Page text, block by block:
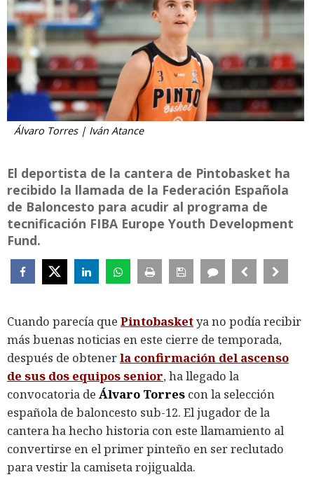
Álvaro Torres | Iván Atance
El deportista de la cantera de Pintobasket ha
recibido la llamada de la Federación Española
de Baloncesto para acudir al programa de
tecnificación FIBA Europe Youth Development
Fund.
Cuando parecía que Pintobasketya no podía recibir
más buenas noticias en este cierre de temporada,
después de obtenerla confirmación del ascenso
de sus dos equipos senior, ha llegado la
convocatoria de Álvaro Torres con la selección
española de baloncesto sub-12. El jugador de la
cantera ha hecho historia con este llamamiento al
convertirse en el primer pinteño en ser reclutado
para vestir la camiseta rojigualda.